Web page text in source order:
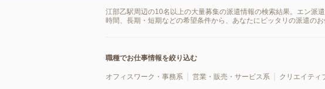
江部乙駅周辺の10名以上の大量募集の派遣情報の検索結果。エン派
時間、長期・短期などの希望条件から、あなたにピッタリの派遣のお
職種でお仕事情報を絞り込む
オフィスワーク・事務系 営業・販売・サービス系 クリエイティ